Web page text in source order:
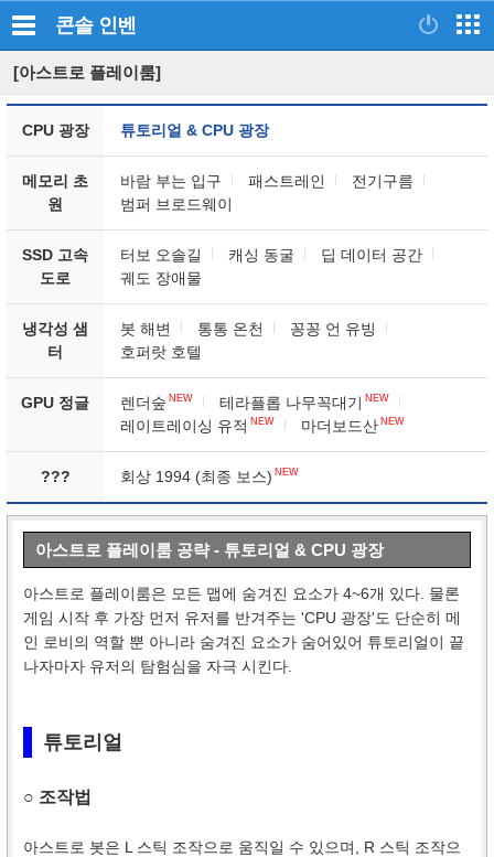
콘솔 인벤
[아스트로 플레이룸]
CPU 광장 튜토리얼 & CPU 광장
메모리 초
원
바람 부는 입구 패스트레인
전기구름
범퍼 브로드웨이
SSD 고속
도로
터보 오솔길 캐싱 동굴
딥 데이터 공간
궤도 장애물
냉각성 샘
터
봇 해변 통통 온천
꽁꽁 언 유빙
호퍼랏 호텔
GPU 정글 렌더숲 NEW 테라플롭 나무꼭대기 NEW
레이트레이싱 유적 NEW 마더보드산 NEW
??? 회상 1994 (최종 보스) NEW
아스트로 플레이룸 공략 - 튜토리얼 & CPU 광장
아스트로 플레이룸은 모든 맵에 숨겨진 요소가 4~6개 있다. 물론
게임 시작 후 가장 먼저 유저를 반겨주는 'CPU 광장'도 단순히 메
인 로비의 역할 뿐 아니라 숨겨진 요소가 숨어있어 튜토리얼이 끝
나자마자 유저의 탐험심을 자극 시킨다.
튜토리얼
○ 조작법
아스트로 봇은 L 스틱 조작으로 움직일 수 있으며, R 스틱 조작으